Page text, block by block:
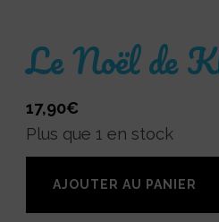
Le Noël de
17,90€
Plus que 1 en stock
AJOUTER AU PANIER